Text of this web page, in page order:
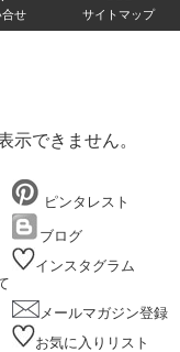
合せ サイトマップ
示できません。
ピンタレスト
ブログ
インスタグラム
メールマガジン登録
お気に入りリスト